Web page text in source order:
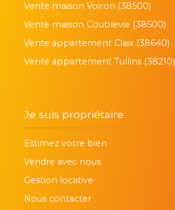
Vente maison Voiron (38500)
Vente maison Coublevie (38500)
Vente appartement Claix (38640)
Vente appartement Tullins (38210)
Je suis propriétaire
Estimez votre bien
Vendre avec nous
Gestion locative
Nous contacter